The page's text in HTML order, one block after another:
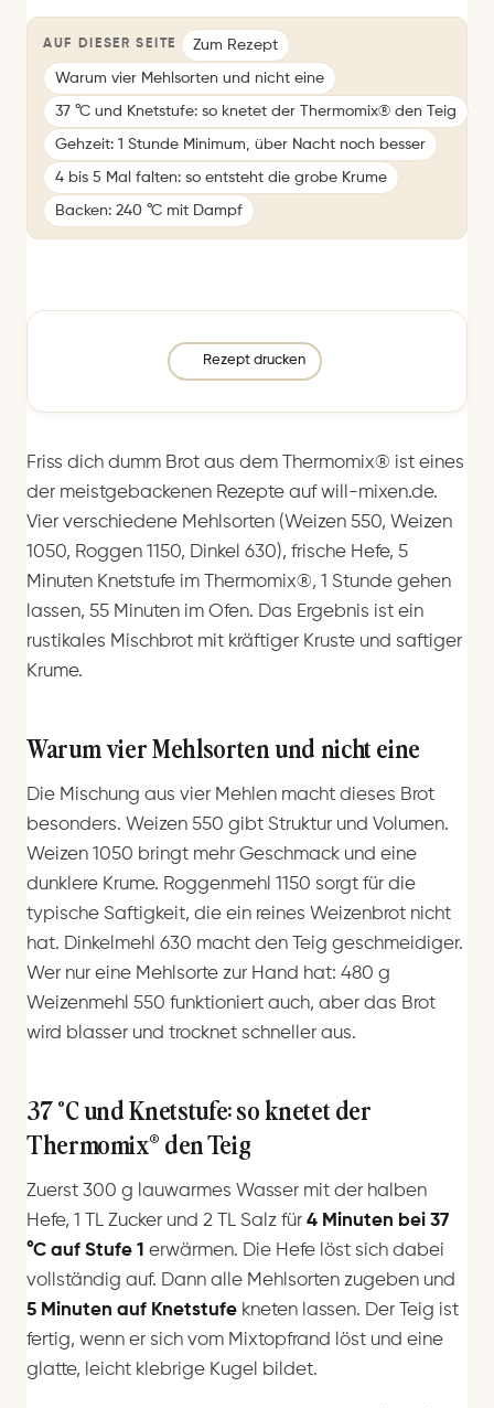
AUF DIESER SEITE Zum Rezept
Warum vier Mehlsorten und nicht eine
37 °C und Knetstufe: so knetet der Thermomix® den Teig
Gehzeit: 1 Stunde Minimum, über Nacht noch besser
4 bis 5 Mal falten: so entsteht die grobe Krume
Backen: 240 °C mit Dampf
Rezept drucken
Friss dich dumm Brot aus dem Thermomix® ist eines
der meistgebackenen Rezepte auf will-mixen.de.
Vier verschiedene Mehlsorten (Weizen 550, Weizen
1050, Roggen 1150, Dinkel 630), frische Hefe, 5
Minuten Knetstufe im Thermomix®, 1 Stunde gehen
lassen, 55 Minuten im Ofen. Das Ergebnis ist ein
rustikales Mischbrot mit kräftiger Kruste und saftiger
Krume.
Warum vier Mehlsorten und nicht eine
Die Mischung aus vier Mehlen macht dieses Brot
besonders. Weizen 550 gibt Struktur und Volumen.
Weizen 1050 bringt mehr Geschmack und eine
dunklere Krume. Roggenmehl 1150 sorgt für die
typische Saftigkeit, die ein reines Weizenbrot nicht
hat. Dinkelmehl 630 macht den Teig geschmeidiger.
Wer nur eine Mehlsorte zur Hand hat: 480 g
Weizenmehl 550 funktioniert auch, aber das Brot
wird blasser und trocknet schneller aus.
37 °C und Knetstufe: so knetet der
Thermomix® den Teig
Zuerst 300 g lauwarmes Wasser mit der halben
Hefe, 1 TL Zucker und 2 TL Salz für 4 Minuten bei 37
°C auf Stufe 1 erwärmen. Die Hefe löst sich dabei
vollständig auf. Dann alle Mehlsorten zugeben und
5 Minuten auf Knetstufe kneten lassen. Der Teig ist
fertig, wenn er sich vom Mixtopfrand löst und eine
glatte, leicht klebrige Kugel bildet.